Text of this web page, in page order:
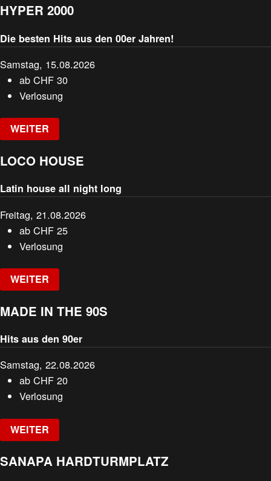
HYPER 2000
Die besten Hits aus den 00er Jahren!
Samstag, 15.08.2026
abCHF 30
Verlosung
WEITER
LOCO HOUSE
Latin house all night long
Freitag, 21.08.2026
abCHF 25
Verlosung
WEITER
MADE IN THE 90S
Hits aus den 90er
Samstag, 22.08.2026
abCHF 20
Verlosung
WEITER
SANAPA HARDTURMPLATZ